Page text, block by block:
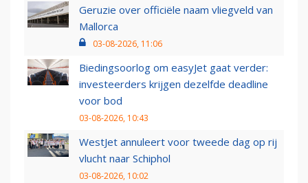
Geruzie over officiële naam vliegveld van
Mallorca
03-08-2026, 11:06
Biedingsoorlog om easyJet gaat verder:
investeerders krijgen dezelfde deadline
voor bod
03-08-2026, 10:43
WestJet annuleert voor tweede dag op rij
vlucht naar Schiphol
03-08-2026, 10:02